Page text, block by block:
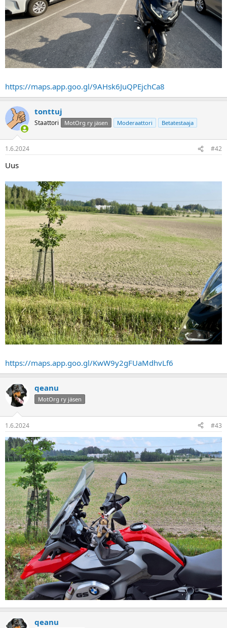
a
https://maps.app.goo.gl/9AHsk6JuQPEjchCa8
tonttuj
Staattori MotOrg ry jäsen Moderaattori Betatestaaja
1.6.2024 #42
Uus
https://maps.app.goo.gl/KwW9y2gFUaMdhvLf6
qeanu
MotOrg ry jäsen
1.6.2024 #43
qeanu